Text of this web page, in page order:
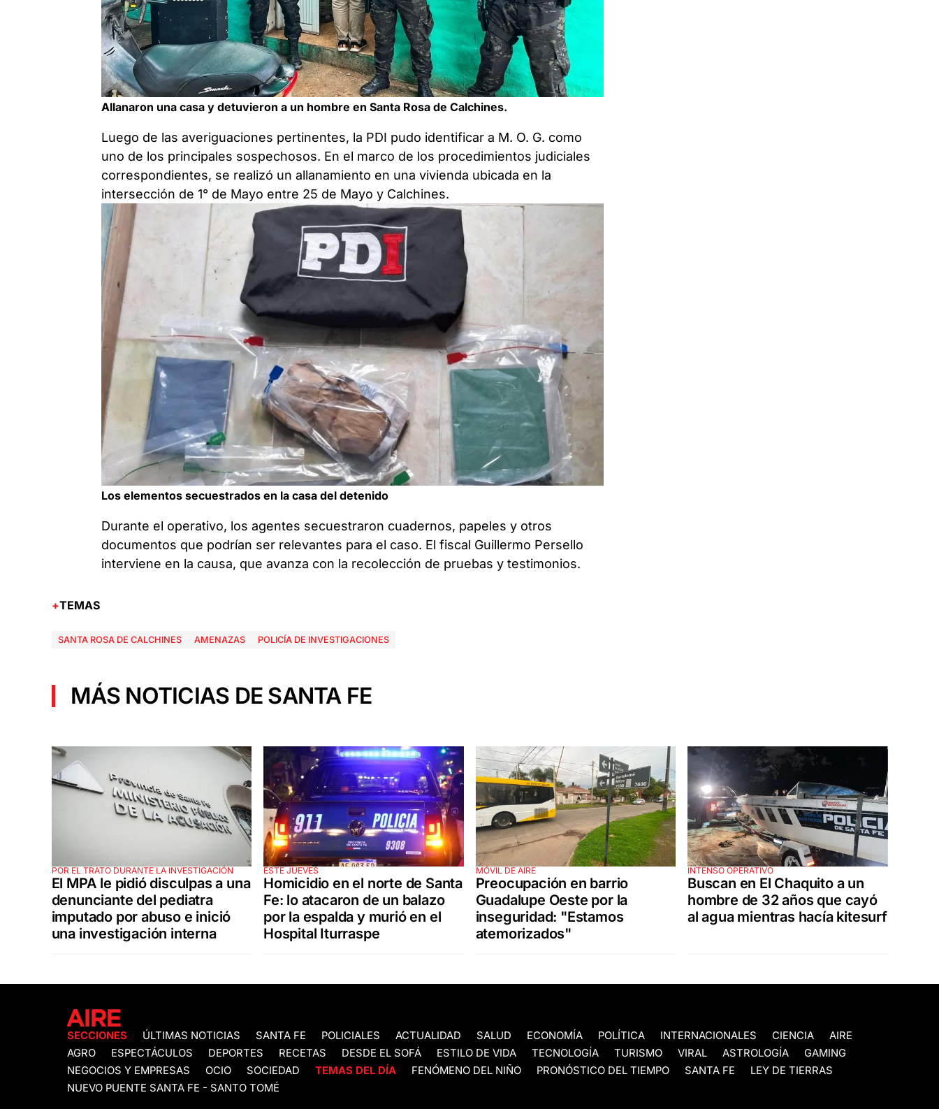
Allanaron una casa y detuvieron a un hombre en Santa Rosa de Calchines.
Luego de las averiguaciones pertinentes, la PDI pudo identificar a M. O. G. como
uno de los principales sospechosos. En el marco de los procedimientos judiciales
correspondientes, se realizó un allanamiento en una vivienda ubicada en la
intersección de 1° de Mayo entre 25 de Mayo y Calchines.
Los elementos secuestrados en la casa del detenido
Durante el operativo, los agentes secuestraron cuadernos, papeles y otros
documentos que podrían ser relevantes para el caso. El fiscal Guillermo Persello
interviene en la causa, que avanza con la recolección de pruebas y testimonios.
TEMAS
SANTA ROSA DE CALCHINES AMENAZAS POLICÍA DE INVESTIGACIONES
MÁS NOTICIAS DE SANTA FE
POR EL TRATO DURANTE LA INVESTIGACIÓN
El MPA le pidió disculpas a una
denunciante del pediatra
imputado por abuso e inició
una investigación interna
ESTE JUEVES
Homicidio en el norte de Santa
Fe: lo atacaron de un balazo
por la espalda y murió en el
Hospital Iturraspe
MÓVIL DE AIRE
Preocupación en barrio
Guadalupe Oeste por la
inseguridad: "Estamos
atemorizados"
INTENSO OPERATIVO
Buscan en El Chaquito a un
hombre de 32 años que cayó
al agua mientras hacía kitesurf
SECCIONES ÚLTIMAS NOTICIAS SANTA FE POLICIALES ACTUALIDAD SALUD ECONOMÍA POLÍTICA INTERNACIONALES CIENCIA
AIRE
AGRO
ESPECTÁCULOS DEPORTES RECETAS DESDE EL SOFÁ ESTILO DE VIDA TECNOLOGÍA TURISMO VIRAL ASTROLOGÍA
GAMING
NEGOCIOS Y EMPRESAS
OCIO SOCIEDAD TEMAS DEL DÍA FENÓMENO DEL NIÑO PRONÓSTICO DEL TIEMPO SANTA FE
LEY DE TIERRAS
NUEVO PUENTE SANTA FE - SANTO TOMÉ